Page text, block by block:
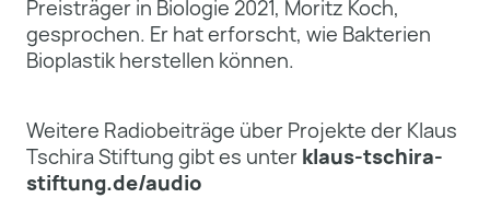
Preisträger in Biologie 2021, Moritz Koch,
gesprochen. Er hat erforscht, wie Bakterien
Bioplastik herstellen können.
Weitere Radiobeiträge über Projekte der Klaus
Tschira Stiftung gibt es unterklaus-tschira-
stiftung.de/audio